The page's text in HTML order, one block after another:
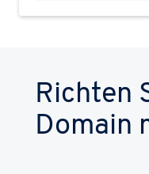
Richten
Domain